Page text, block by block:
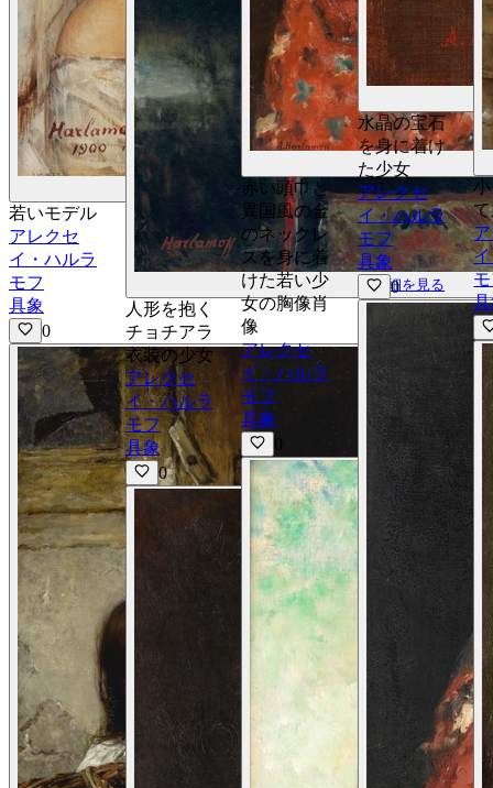
詳細を見る
若いモデル
アレクセ
イ・ハルラ
モフ
具象
0
詳細を見る
人形を抱く
チョチアラ
衣装の少女
アレクセ
イ・ハルラ
モフ
具象
0
赤い頭巾と
異国風の金
のネックレ
スを身に着
けた若い少
女の胸像肖
像
アレクセ
イ・ハルラ
モフ
具象
水晶の宝石
を身に着け
た少女
アレクセ
イ・ハルラ
モフ
具象
0